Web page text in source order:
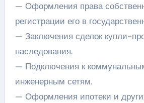
— Оформления права
регистрации его в
— Заключения сделок купли-
наследования.
— Подключения к
инженерным сетям.
— Оформления ипотеки и